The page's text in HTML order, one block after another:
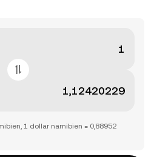
1 dollar namibien = 0,88952